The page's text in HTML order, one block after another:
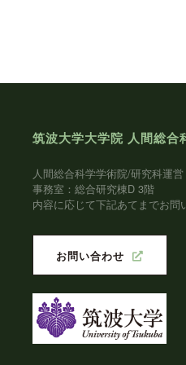
筑波大学大学院 人間総合
人間総合科学学術院/研究科運営
事務室：総合研究棟D 3階
内容に応じて下記あてまでお問
お問い合わせ